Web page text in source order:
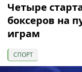
Четыре
боксеров на
играм
СПОРТ